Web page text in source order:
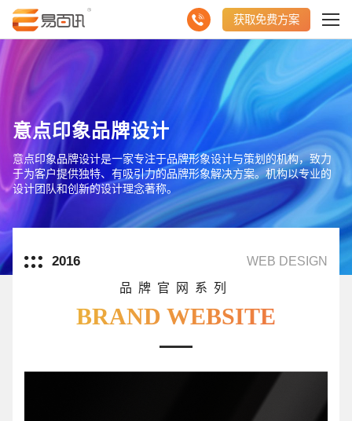
获取免费方案
意点印象品牌设计
意点印象品牌设计是一家专注于品牌形象设计与策划的机构，致力
于为客户提供独特、有吸引力的品牌形象解决方案。机构以专业的
设计团队和创新的设计理念著称。
2016
WEB DESIGN
品牌官网系列
BRAND WEBSITE